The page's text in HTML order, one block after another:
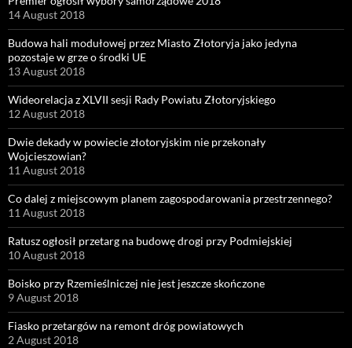
14 August 2018
Budowa hali modułowej przez Miasto Złotoryja jako jedyna
pozostaje w grze o środki UE
13 August 2018
Wideorelacja z XLVII sesji Rady Powiatu Złotoryjskiego
12 August 2018
Dwie dekady w powiecie złotoryjskim nie przekonały
Wojcieszowian?
11 August 2018
Co dalej z miejscowym planem zagospodarowania przestrzennego?
11 August 2018
Ratusz ogłosił przetarg na budowę drogi przy Podmiejskiej
10 August 2018
Boisko przy Rzemieślniczej nie jest jeszcze skończone
9 August 2018
Fiasko przetargów na remont dróg powiatowych
2 August 2018